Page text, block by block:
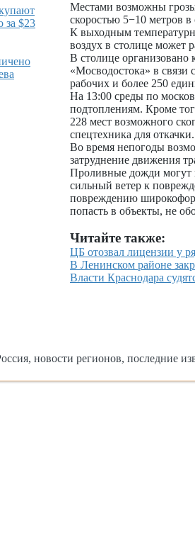
за $23
Местами возможны
скоростью 5−10 метров в
К выходным
воздух в столице может
В столице организовано
«Мосводостока» в
рабочих и более 250
На 13:00 среды по
подтоплениям. Кроме
228 мест возможного
спецтехника для откачки.
Во время непогоды
затруднение движения
Проливные дожди могут
сильный ветер к
повреждению
попасть в объекты, не
Читайте также:
ЦБ отозвал лицензии у
В Ленинском районе
Власти Краснодара
новости регионов, последние